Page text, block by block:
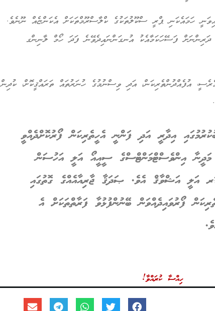
ހަމައެކަނި ޕްރީ ސްކޫލުތަކުގެ ކްލާސްރޫމްތަކަށް އެކަންޏެއް ނޫނެވެ.
ފަސޭހަކަމާއެކު އުނގަންނައިދެވޭނެ ފަދަ ހޯމް ލާނިންގ
އުފެއްދުންތެރިކަން، އަދި ވިސްނުމުގެ ހުނަރުތައް ތަރައްޤީކޮށް، ކުދިން
އިދާރީ އަދި ފަންނީ އެހީތެރިކަން ފޯރުކޮށްދެއްވީ
މަދީނާ އިންވެސްޓްމަންޓްސްގެ ސީއީއޯ އަލީ އަހުސަން
އަލީ އަޝްވާޤް އެވެ. ޞަދަޤާ ޖާރިއާއެއްގެ ގޮތުގައި
ފޯރުވައިދެއްވަން ބޭނުންފުޅުވާ ފަރާތްތަކަށް އެ
ހިއްސާ ކުރައްވާ!